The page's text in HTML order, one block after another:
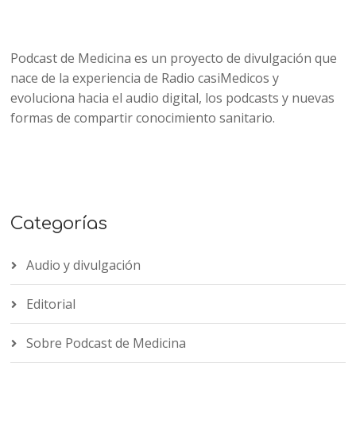
Podcast de Medicina es un proyecto de divulgación que
nace de la experiencia de Radio casiMedicos y
evoluciona hacia el audio digital, los podcasts y nuevas
formas de compartir conocimiento sanitario.
Categorías
Audio y divulgación
Editorial
Sobre Podcast de Medicina